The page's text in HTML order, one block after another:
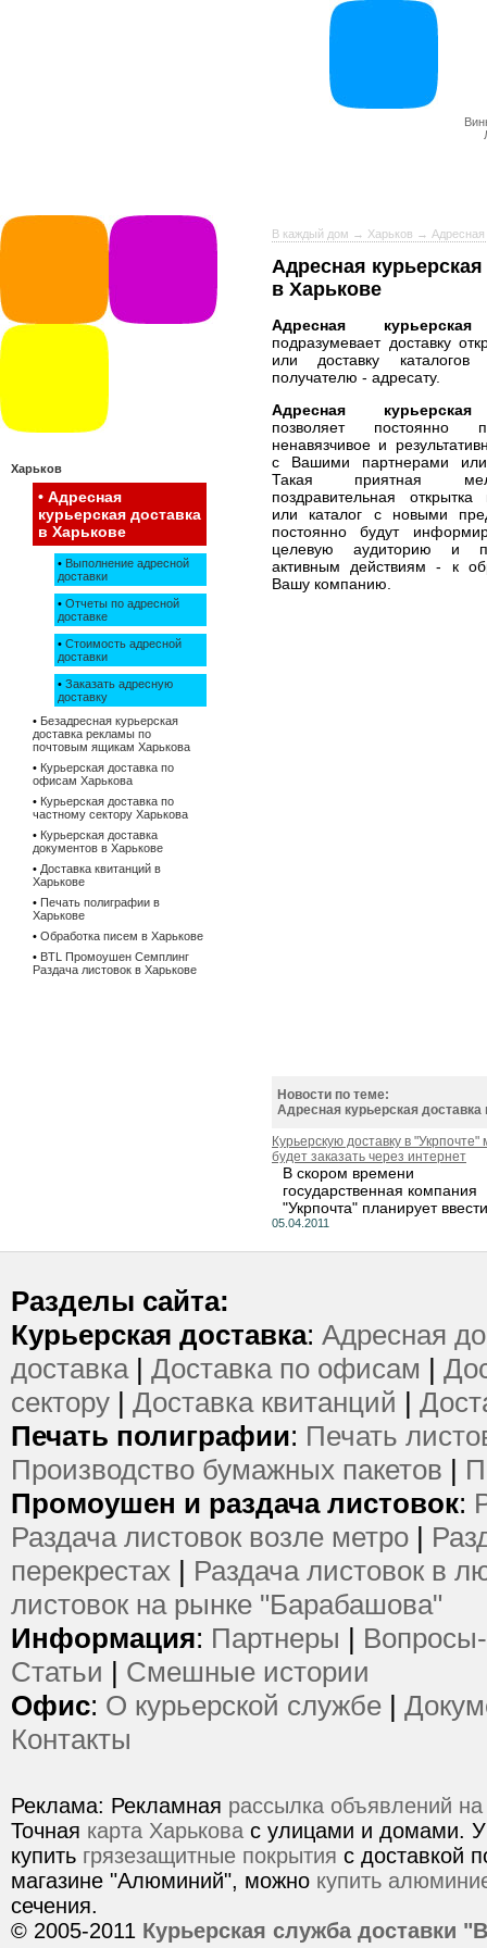
Харьков
• Адресная
курьерская доставка
в Харькове
• Выполнение адресной
доставки
• Отчеты по адресной
доставке
• Стоимость адресной
доставки
• Заказать адресную
доставку
• Безадресная курьерская
доставка рекламы по
почтовым ящикам Харькова
• Курьерская доставка по
офисам Харькова
• Курьерская доставка по
частному сектору Харькова
• Курьерская доставка
документов в Харькове
• Доставка квитанций в
Харькове
• Печать полиграфии в
Харькове
• Обработка писем в Харькове
• BTL Промоушен Семплинг
Раздача листовок в Харькове
В каждый дом → Харьков → Адресная
Адресная курьерская
в Харькове
Адресная
подразумевает доставку
или доставку каталогов
получателю - адресату.
Адресная
позволяет постоянно
ненавязчивое и
с Вашими партнерами или
Такая приятная
поздравительная открытка
или каталог с новыми
постоянно будут
целевую аудиторию и
активным действиям - к
Вашу компанию.
Новости по теме:
Адресная курьерская доставка
Курьерскую доставку в "Укрпочте"
будет заказать через интернет
В скором времени
государственная компания
"Укрпочта" планирует
05.04.2011
Разделы сайта:
Курьерская доставка: Адресная
доставка| Доставка по офисам |
сектору | Доставка квитанций |
Печать полиграфии: Печать
Производство бумажных пакетов |
Промоушен и раздача листовок:
Раздача листовок возле метро |
перекрестах | Раздача листовок в
листовок на рынке "Барабашова"
Информация: Партнеры |
Статьи | Смешные истории
Офис: О курьерской службе |
Контакты
Реклама: Рекламная рассылка объявлений на
Точная карта Харькова с улицами и домами.
купить грязезащитные покрытия с доставкой
магазине "Алюминий", можно купить
сечения.
© 2005-2011 Курьерская служба доставки